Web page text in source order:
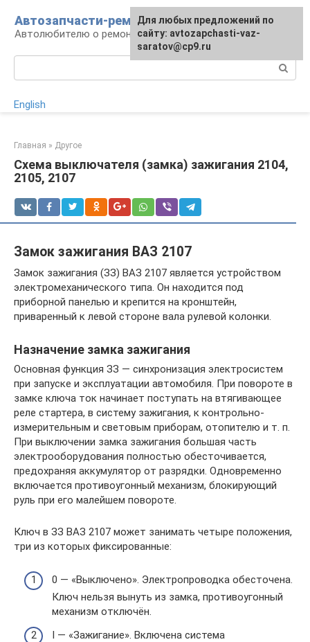
контенту
Автозапчасти-ремонт
Автолюбителю о ремонте машины
English
Главная » Другое
Схема выключателя (замка) зажигания 2104,
2105, 2107
Замок зажигания ВАЗ 2107
Замок зажигания (ЗЗ) ВАЗ 2107 является устройством
электромеханического типа. Он находится под
приборной панелью и крепится на кронштейн,
приваренный к левой стороне вала рулевой колонки.
Назначение замка зажигания
Основная функция ЗЗ — синхронизация электросистем
при запуске и эксплуатации автомобиля. При повороте в
замке ключа ток начинает поступать на втягивающее
реле стартера, в систему зажигания, к контрольно-
измерительным и световым приборам, отопителю и т. п.
При выключении замка зажигания большая часть
электрооборудования полностью обесточивается,
предохраняя аккумулятор от разрядки. Одновременно
включается противоугонный механизм, блокирующий
руль при его малейшем повороте.
Ключ в ЗЗ ВАЗ 2107 может занимать четыре положения,
три из которых фиксированные:
0 — «Выключено». Электропроводка обесточена.
Ключ нельзя вынуть из замка, противоугонный
механизм отключён.
I — «Зажигание». Включена система
Для любых предложений по
сайту: avtozapchasti-vaz-
saratov@cp9.ru